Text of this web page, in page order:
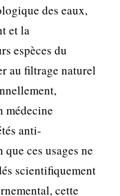
des eaux,
et la
espèces du
au filtrage naturel
médecine
anti-
ces usages ne
scientifiquement
cette